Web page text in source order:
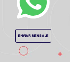
ENVIAR MENSAJE